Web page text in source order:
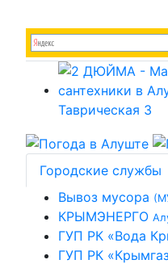
Городские службы
Вывоз мусора
КРЫМЭНЕРГО
ГУП РК «Вода
ГУП РК